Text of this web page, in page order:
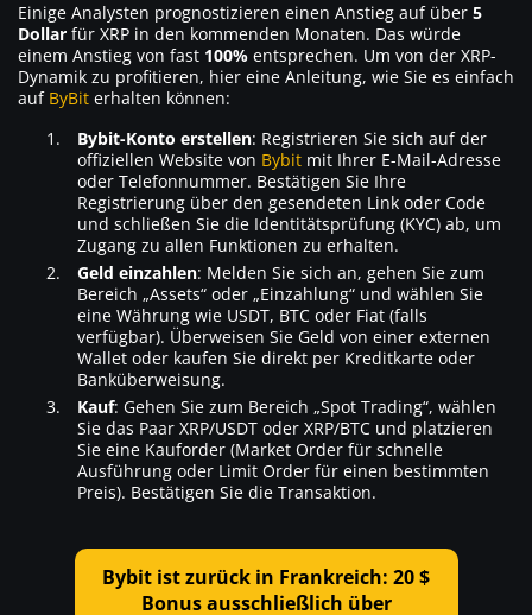
Einige Analysten prognostizieren einen Anstieg auf über 5
Dollar für XRP in den kommenden Monaten. Das würde
einem Anstieg von fast 100% entsprechen. Um von der XRP-
Dynamik zu profitieren, hier eine Anleitung, wie Sie es einfach
auf ByBit erhalten können:
Bybit-Konto erstellen: Registrieren Sie sich auf der
offiziellen Website von Bybit mit Ihrer E-Mail-Adresse
oder Telefonnummer. Bestätigen Sie Ihre
Registrierung über den gesendeten Link oder Code
und schließen Sie die Identitätsprüfung (KYC) ab, um
Zugang zu allen Funktionen zu erhalten.
Geld einzahlen: Melden Sie sich an, gehen Sie zum
Bereich „Assets“ oder „Einzahlung“ und wählen Sie
eine Währung wie USDT, BTC oder Fiat (falls
verfügbar). Überweisen Sie Geld von einer externen
Wallet oder kaufen Sie direkt per Kreditkarte oder
Banküberweisung.
Kauf: Gehen Sie zum Bereich „Spot Trading“, wählen
Sie das Paar XRP/USDT oder XRP/BTC und platzieren
Sie eine Kauforder (Market Order für schnelle
Ausführung oder Limit Order für einen bestimmten
Preis). Bestätigen Sie die Transaktion.
Bybit ist zurück in Frankreich: 20 $
Bonus ausschließlich über